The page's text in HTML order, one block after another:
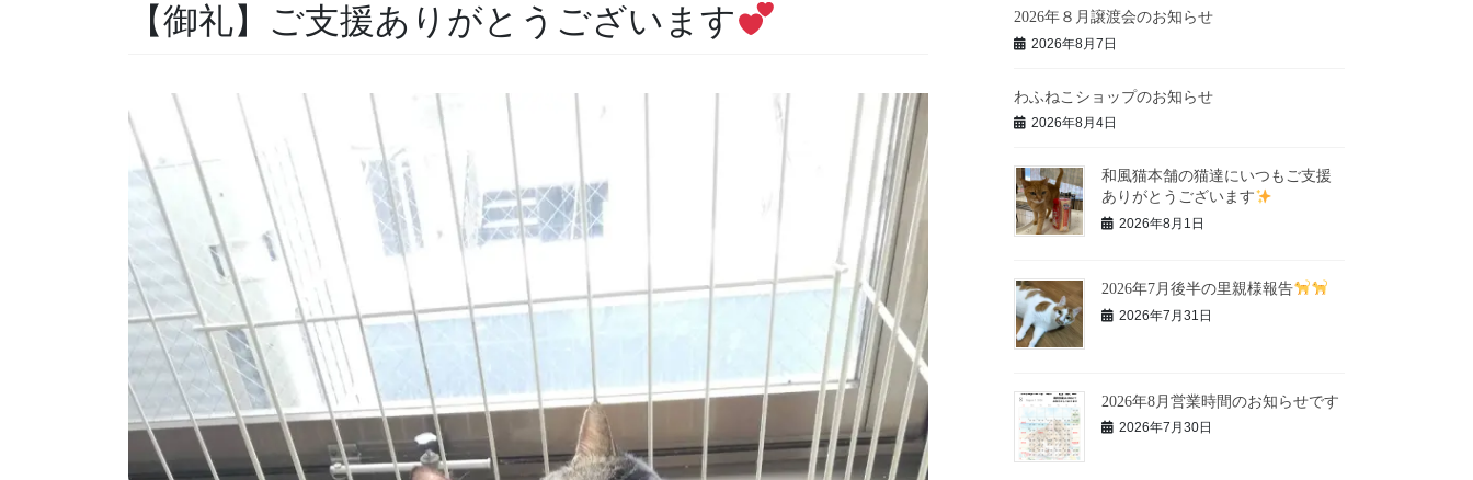
【御礼】ご支援ありがとうございます 2026年８月譲渡会のお知らせ
2026年8月7日
わふねこショップのお知らせ
2026年8月4日
和風猫本舗の猫達にいつもご支援
ありがとうございます
2026年8月1日
2026年7月後半の里親様報告
2026年7月31日
2026年8月営業時間のお知らせです
2026年7月30日